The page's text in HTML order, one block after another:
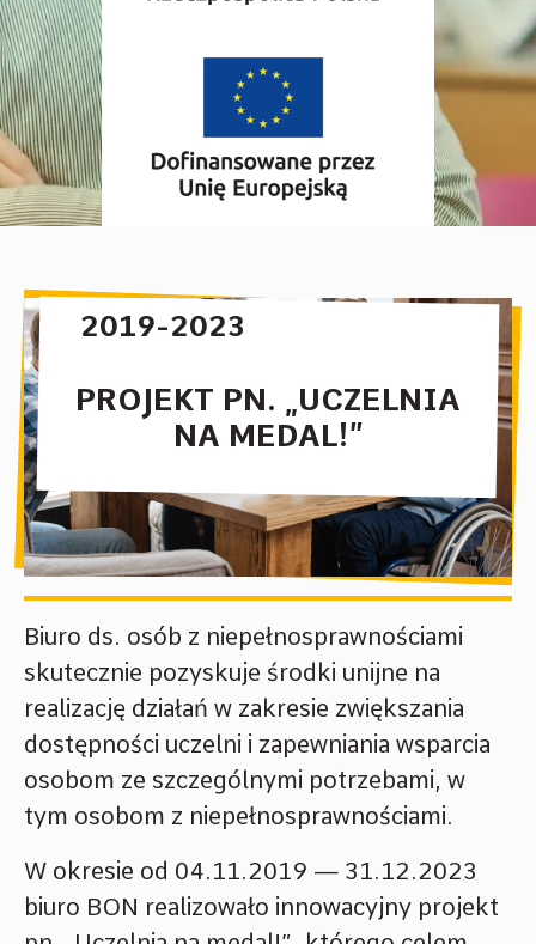
2019-2023
PROJEKT PN. „UCZELNIA
NA MEDAL!”
Biuro ds. osób z niepełnosprawnościami
skutecznie pozyskuje środki unijne na
realizację działań w zakresie zwiększania
dostępności uczelni i zapewniania wsparcia
osobom ze szczególnymi potrzebami, w
tym osobom z niepełnosprawnościami.
W okresie od 04.11.2019 — 31.12.2023
biuro BON realizowało innowacyjny projekt